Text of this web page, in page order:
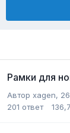
Рамки для
Автор xagen,
201 ответ